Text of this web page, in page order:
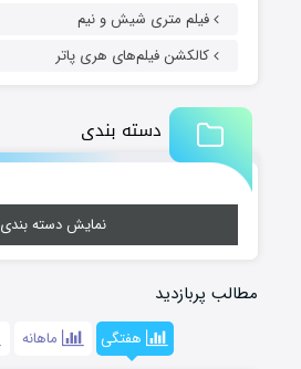
فیلم متری شیش و نیم
کالکشن فیلم‌های هری پاتر
دسته بندی
نمایش دسته بندی
مطالب پربازدید
هفتگی ماهانه